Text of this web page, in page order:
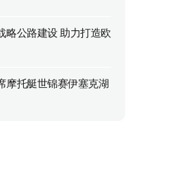
略公路建设 助力打造欧
摩托艇世锦赛伊塞克湖